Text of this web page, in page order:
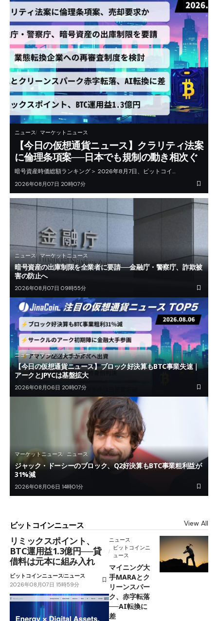
ニュース マーケットニュース
【今日の仮想通貨ニュース】クラリティ法案
に倫理条項案──日本でも規制の動き相次ぐ
暗号資産時価総額ランキング＞ 2026年8月7日、ビットコイ…
2026年08月07日 20時07分
ニュース マーケットニュース
暗号資産の出庫制限を全業者に要請──金融庁・警察庁、詐欺被
害の防止へ
2026年08月07日 09時55分
ニュース マーケットニュース
【今日の仮想通貨ニュース】ブロック好決算もBTC事業失速｜
アークとJPYCは基盤拡大
2026年08月06日 20時07分
マーケットニュース ニュース
ジャック・ドーシーのブロック、Q2好決算もBTC事業粗利益が
31%減
2026年08月06日 14時01分
ビットコインニュース View All
リミックスポイント、
BTC運用益1.3億円──貸
借料は元本に組み入れ
ビットコインニュースニュース
2026年08月07日 15時59分
ニュース
ビットコインニ
ュース
マイニング大
手MARAとク
リーンスパー
ク、赤字転落
──AI転換に
差